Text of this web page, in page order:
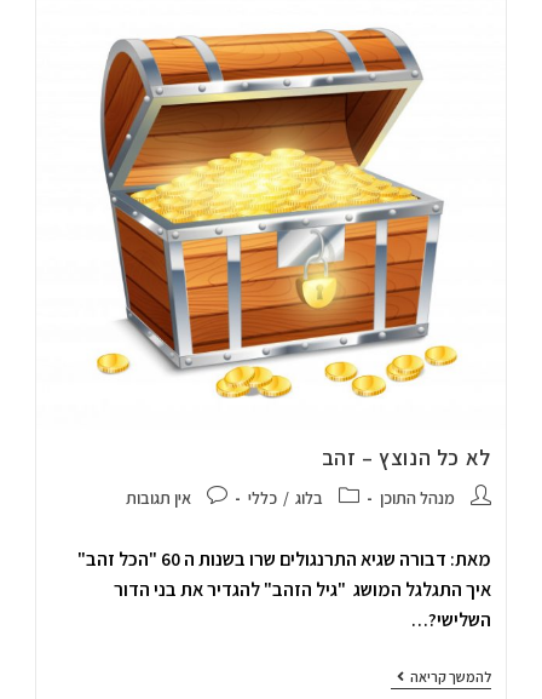
לא כל הנוצץ – זהב
מנהל התוכן בלוג / כללי אין תגובות
מאת: דבורה שגיא התרנגולים שרו בשנות ה 60 "הכל זהב"
איך התגלגל המושג "גיל הזהב" להגדיר את בני הדור
השלישי?…
להמשך קריאה